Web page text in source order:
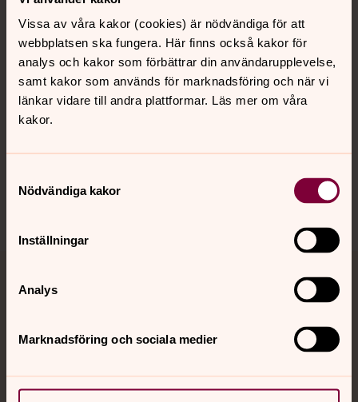
Vissa av våra kakor (cookies) är nödvändiga för att
webbplatsen ska fungera. Här finns också kakor för
analys och kakor som förbättrar din användarupplevelse,
samt kakor som används för marknadsföring och när vi
länkar vidare till andra plattformar. Läs mer om våra
kakor.
Nödvändiga kakor
Inställningar
Analys
Marknadsföring och sociala medier
Kalender
Hitta snabbt
Jourhavande präst
Akut samtals- och krisstöd. Prata eller chatta anonymt
med en präst på kvällar och nätter.
Chatt